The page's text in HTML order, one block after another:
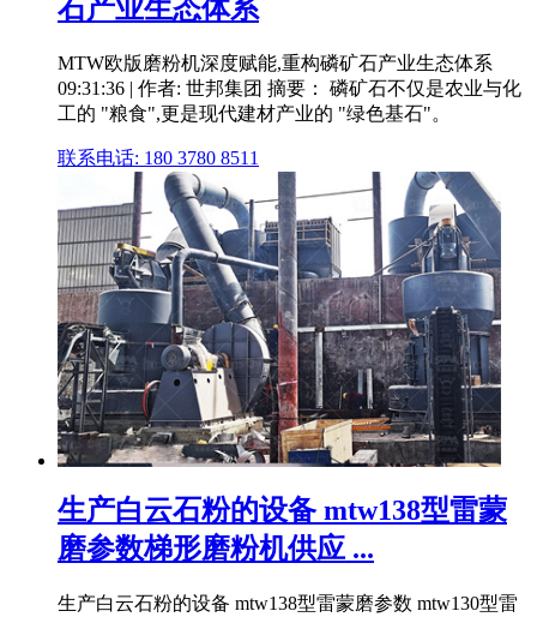
石产业生态体系
MTW欧版磨粉机深度赋能,重构磷矿石产业生态体系
09:31:36 | 作者: 世邦集团 摘要： 磷矿石不仅是农业与化
工的 "粮食",更是现代建材产业的 "绿色基石"。
联系电话: 180 3780 8511
生产白云石粉的设备 mtw138型雷蒙
磨参数梯形磨粉机供应 ...
生产白云石粉的设备 mtw138型雷蒙磨参数 mtw130型雷